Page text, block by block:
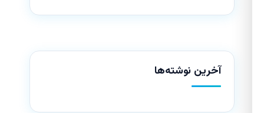
آخرین نوشته‌ها